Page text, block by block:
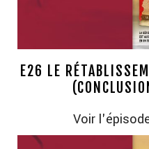
E26 LE
Voir